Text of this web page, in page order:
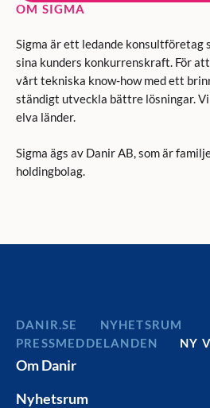
OM SIGMA
Sigma är ett ledande konsultföretag
sina kunders konkurrenskraft. För
vårt tekniska know-how med ett
ständigt utveckla bättre lösningar.
elva länder.
Sigma ägs av Danir AB, som är
holdingbolag.
DANIR
NYHETSRUM
PRESSMEDDELANDEN
NY
Om Danir
Nyhetsrum